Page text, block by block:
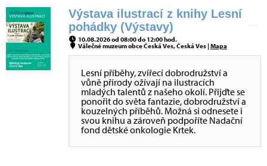
Výstava ilustrací z knihy Lesní
pohádky (Výstavy)
10.08.2026 od 08:00 do 12:00 hod.
Válečné muzeum obce Česká Ves, Česká Ves |Mapa
Lesní příběhy, zvířecí dobrodružství a
vůně přírody ožívají na ilustracích
mladých talentů z našeho okolí. Přijďte se
ponořit do světa fantazie, dobrodružství a
kouzelných příběhů. Možná si odnesete i
svou knihu a zároveň podpoříte Nadační
fond dětské onkologie Krtek.